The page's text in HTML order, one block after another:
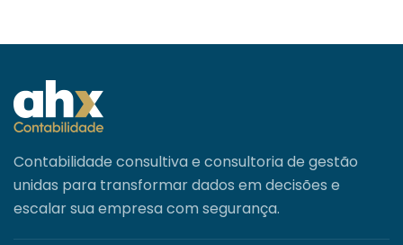
Contabilidade consultiva e consultoria de gestão
unidas para transformar dados em decisões e
escalar sua empresa com segurança.